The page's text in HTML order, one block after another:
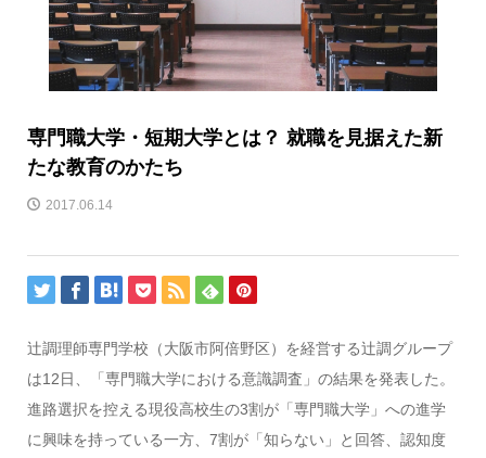
専門職大学・短期大学とは？ 就職を見据えた新
たな教育のかたち
2017.06.14
辻調理師専門学校（大阪市阿倍野区）を経営する辻調グループ
は12日、「専門職大学における意識調査」の結果を発表した。
進路選択を控える現役高校生の3割が「専門職大学」への進学
に興味を持っている一方、7割が「知らない」と回答、認知度